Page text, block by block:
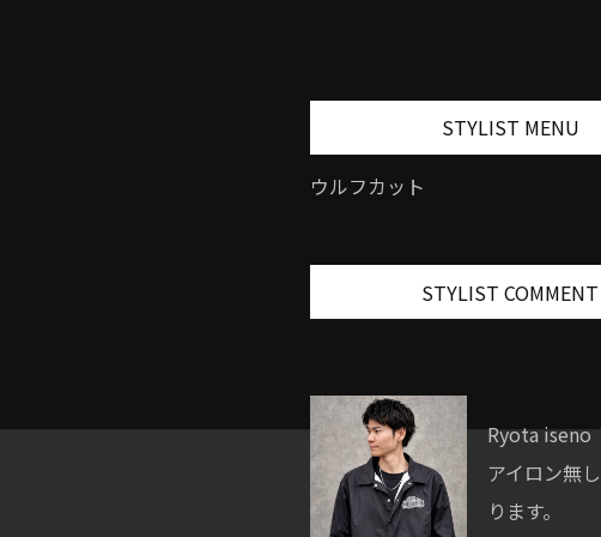
STYLIST MENU
ウルフカット
STYLIST COMMENT
Ryota iseno
アイロン無
ります。